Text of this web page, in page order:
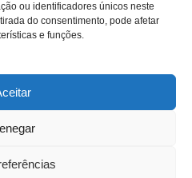
ou identificadores únicos neste
do consentimento, pode afetar
e funções.
OPÇÕES
– 289,05€